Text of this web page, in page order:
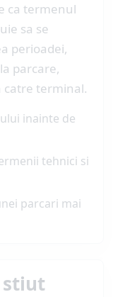
ca termenul
sa se
perioadei,
parcare,
catre terminal.
inainte de
tehnici si
parcari mai
stiut